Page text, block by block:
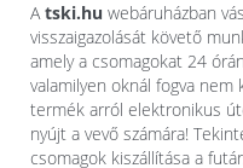
Atski.hu webáruházban
visszaigazolását követő
amely a csomagokat 24
valamilyen oknál fogva
termék arról elektronikus
nyújt a vevő számára!
csomagok kiszállítása a